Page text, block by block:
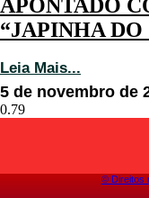
APONTADO
“JAPINHA DO
Leia Mais...
5 de novembro de
©️ Direitos